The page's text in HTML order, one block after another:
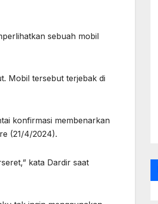
sebuah mobil
Mobil tersebut terjebak di
konfirmasi membenarkan
(21/4/2024).
kata Dardir saat